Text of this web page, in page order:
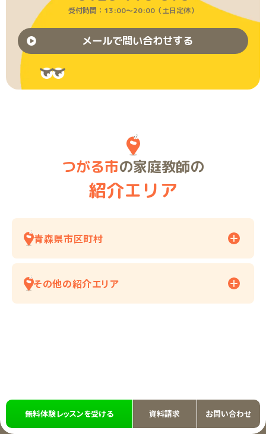
受付時間：13:00〜20:00（土日定休）
メールで問い合わせする
つがる市の家庭教師の
紹介エリア
青森県市区町村
その他の紹介エリア
無料体験レッスンを受ける 資料請求 お問い合わせ